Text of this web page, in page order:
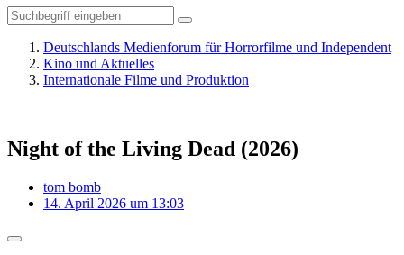
Deutschlands Medienforum für Horrorfilme und Independent
Kino und Aktuelles
Internationale Filme und Produktion
Night of the Living Dead (2026)
tom bomb
14. April 2026 um 13:03